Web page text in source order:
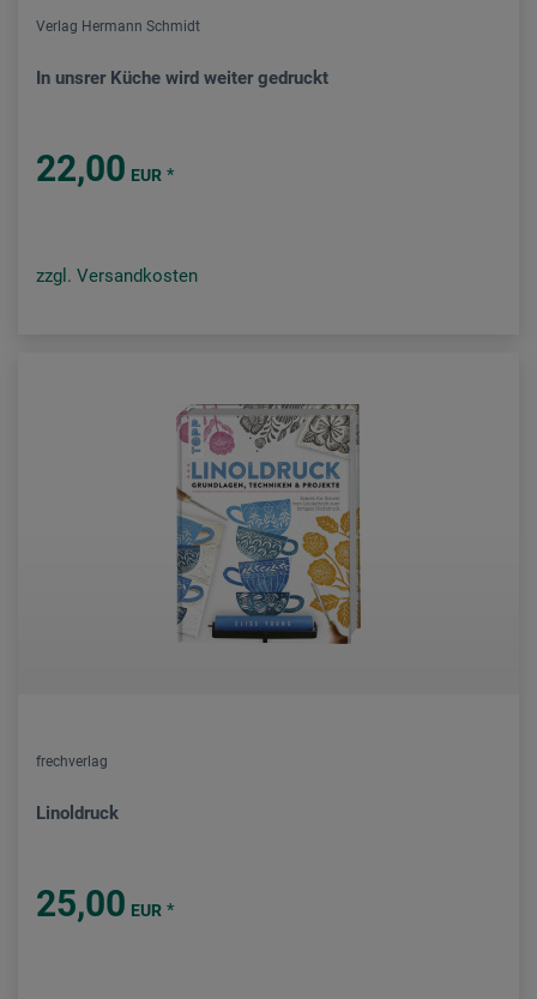
Verlag Hermann Schmidt
In unsrer Küche wird weiter gedruckt
22,00 EUR *
zzgl. Versandkosten
frechverlag
Linoldruck
25,00 EUR *